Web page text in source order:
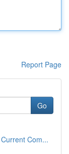
Report Page
Go
Com...